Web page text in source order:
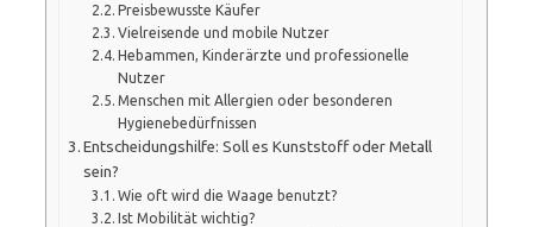
Preisbewusste Käufer
Vielreisende und mobile Nutzer
Hebammen, Kinderärzte und professionelle
Nutzer
Menschen mit Allergien oder besonderen
Hygienebedürfnissen
Entscheidungshilfe: Soll es Kunststoff oder Metall
sein?
Wie oft wird die Waage benutzt?
Ist Mobilität wichtig?